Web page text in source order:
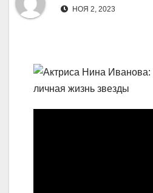
НОЯ 2, 2023